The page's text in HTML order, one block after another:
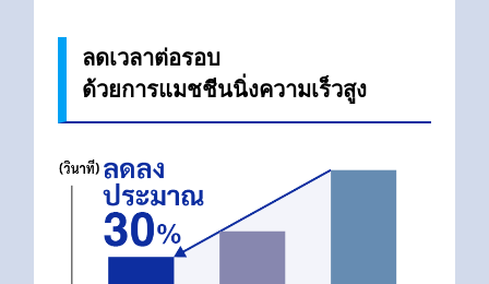
ลดเวลาต่อรอบ
ด้วยการแมชชีนนิ่งความเร็วสูง